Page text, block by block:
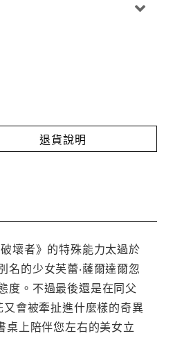
退貨說明
壞者》的特殊能力太過於
的少女芙蕾‧薩爾達爾忽
度。不過最後還是在同父
會被牽扯進什麼樣的奇異
上陪伴您左右的美女立